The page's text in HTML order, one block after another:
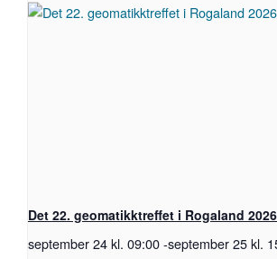
Det 22. geomatikktreffet i Rogaland
september 24 kl. 09:00-september 25 kl.